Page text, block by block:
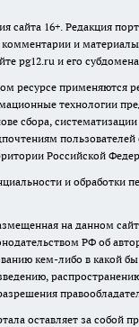
сайта 16+. Редакция
комментарии и
pg12.ru и его
ресурсе применяются
технологии
сбора,
пользователей
Российской
и обработки
на данном
РФ об
кем-либо в какой
оставляет за собой